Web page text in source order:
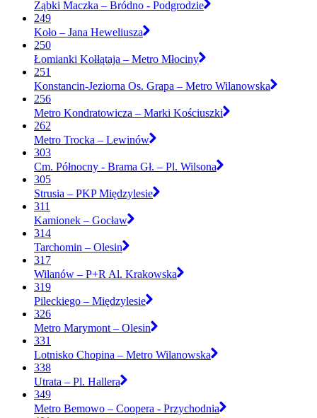
Ząbki Maczka – Bródno - Podgrodzie
249
Koło – Jana Heweliusza
250
Łomianki Kołłątaja – Metro Młociny
251
Konstancin-Jeziorna Os. Grapa – Metro Wilanowska
256
Metro Kondratowicza – Marki Kościuszki
262
Metro Trocka – Lewinów
303
Cm. Północny - Brama Gł. – Pl. Wilsona
305
Strusia – PKP Międzylesie
311
Kamionek – Gocław
314
Tarchomin – Olesin
317
Wilanów – P+R Al. Krakowska
319
Pileckiego – Międzylesie
326
Metro Marymont – Olesin
331
Lotnisko Chopina – Metro Wilanowska
338
Utrata – Pl. Hallera
349
Metro Bemowo – Coopera - Przychodnia